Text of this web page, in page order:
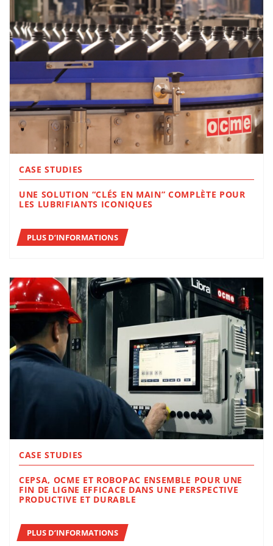
CASE STUDIES
UNE SOLUTION “CLÉS EN MAIN” COMPLÈTE POUR
LES LUBRIFIANTS ICONIQUES
PLUS D’INFORMATIONS
CASE STUDIES
CEPSA, OCME ET ROBOPAC ENSEMBLE POUR UNE
FIN DE LIGNE EFFICACE DANS UNE PERSPECTIVE
PRODUCTIVE ET DURABLE
PLUS D’INFORMATIONS